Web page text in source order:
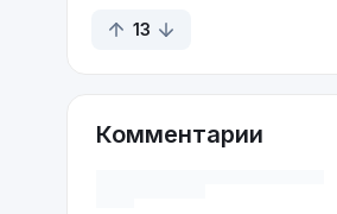
13
Комментарии